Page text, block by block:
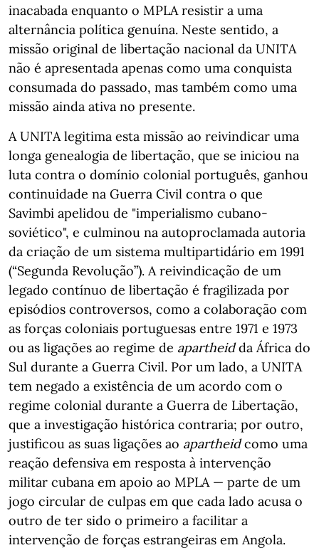
inacabada enquanto o MPLA resistir a uma
alternância política genuína. Neste sentido, a
missão original de libertação nacional da UNITA
não é apresentada apenas como uma conquista
consumada do passado, mas também como uma
missão ainda ativa no presente.
A UNITA legitima esta missão ao reivindicar uma
longa genealogia de libertação, que se iniciou na
luta contra o domínio colonial português, ganhou
continuidade na Guerra Civil contra o que
Savimbi apelidou de "imperialismo cubano-
soviético", e culminou na autoproclamada autoria
da criação de um sistema multipartidário em 1991
(“Segunda Revolução”). A reivindicação de um
legado contínuo de libertação é fragilizada por
episódios controversos, como a colaboração com
as forças coloniais portuguesas entre 1971 e 1973
ou as ligações ao regime de apartheidda África do
Sul durante a Guerra Civil. Por um lado, a UNITA
tem negado a existência de um acordo com o
regime colonial durante a Guerra de Libertação,
que a investigação histórica contraria; por outro,
justificou as suas ligações ao apartheidcomo uma
reação defensiva em resposta à intervenção
militar cubana em apoio ao MPLA — parte de um
jogo circular de culpas em que cada lado acusa o
outro de ter sido o primeiro a facilitar a
intervenção de forças estrangeiras em Angola.